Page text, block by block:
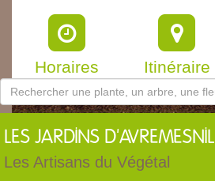
Horaires Itinéraire
LES JARDINS D'AVREMESNIL
Les Artisans du Végétal